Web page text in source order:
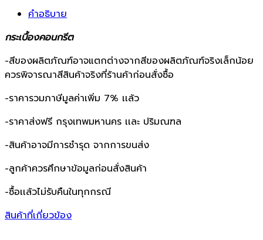
คำอธิบาย
กระเบื้องคอนกรีต
-สีของผลิตภัณฑ์อาจแตกต่างจากสีของผลิตภัณฑ์จริงเล็กน้อย
ควรพิจารณาสีสินค้าจริงที่ร้านค้าก่อนสั่งซื้อ
-ราคารวมภาษีมูลค่าเพิ่ม 7% เเล้ว
-ราคาส่งฟรี กรุงเทพมหานคร เเละ ปริมณฑล
-สินค้าอาจมีการชำรุด จากการขนส่ง
-ลูกค้าควรศึกษาข้อมูลก่อนสั่งสินค้า
-ซื้อเเล้วไม่รับคืนในทุกกรณี
สินค้าที่เกี่ยวข้อง